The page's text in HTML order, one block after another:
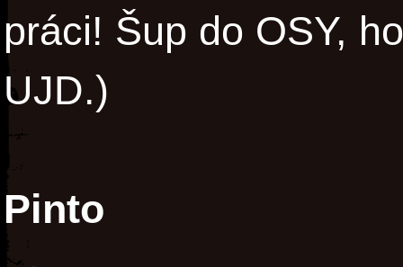
práci! Šup do OSY,
UJD.)
Pinto